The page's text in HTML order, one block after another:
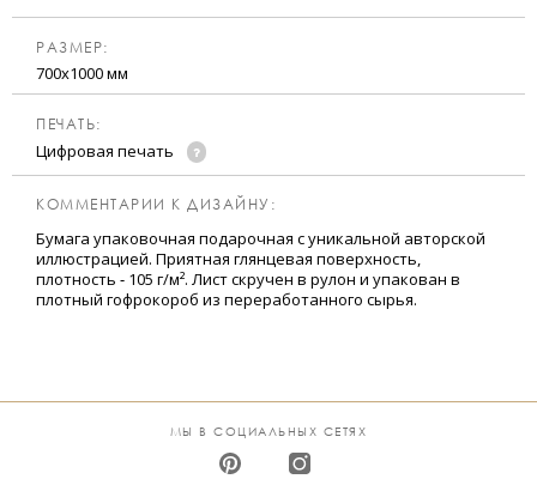
РАЗМЕР:
700х1000 мм
ПЕЧАТЬ:
Цифровая печать
КОММЕНТАРИИ К ДИЗАЙНУ:
Бумага упаковочная подарочная с уникальной авторской
иллюстрацией. Приятная глянцевая поверхность,
плотность ‒ 105 г/м². Лист скручен в рулон и упакован в
плотный гофрокороб из переработанного сырья.
МЫ В СОЦИАЛЬНЫХ СЕТЯХ